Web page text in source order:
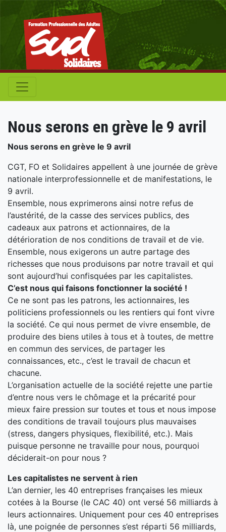
Nous serons en grève le 9 avril
Nous serons en grève le 9 avril
CGT, FO et Solidaires appellent à une journée de grève
nationale interprofessionnelle et de manifestations, le
9 avril.
Ensemble, nous exprimerons ainsi notre refus de
l’austérité, de la casse des services publics, des
cadeaux aux patrons et actionnaires, de la
détérioration de nos conditions de travail et de vie.
Ensemble, nous exigerons un autre partage des
richesses que nous produisons par notre travail et qui
sont aujourd’hui confisquées par les capitalistes.
C’est nous qui faisons fonctionner la société !
Ce ne sont pas les patrons, les actionnaires, les
politiciens professionnels ou les rentiers qui font vivre
la société. Ce qui nous permet de vivre ensemble, de
produire des biens utiles à tous et à toutes, de mettre
en commun des services, de partager les
connaissances, etc., c’est le travail de chacun et
chacune.
L’organisation actuelle de la société rejette une partie
d’entre nous vers le chômage et la précarité pour
mieux faire pression sur toutes et tous et nous impose
des conditions de travail toujours plus mauvaises
(stress, dangers physiques, flexibilité, etc.). Mais
puisque personne ne travaille pour nous, pourquoi
déciderait-on pour nous ?
Les capitalistes ne servent à rien
L’an dernier, les 40 entreprises françaises les mieux
cotées à la Bourse (le CAC 40) ont versé 56 milliards à
leurs actionnaires. Uniquement pour ces 40 entreprises
là, une poignée de personnes s’est réparti 56 milliards,